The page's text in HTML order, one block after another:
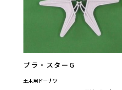
プラ・スターG
土木用ドーナツ